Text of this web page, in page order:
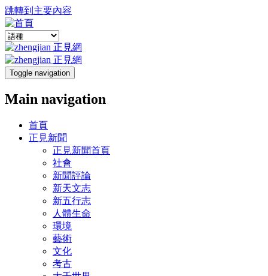
跳轉到主要內容
Toggle navigation
Main navigation
首頁
正見新聞
正見新聞首頁
社會
新聞評論
新天文志
新五行志
人體生命
環境
藝術
文化
考古